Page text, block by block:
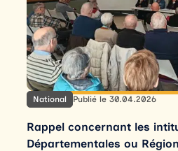
National Publié le 30.04.2026
Rappel concernant les
Départementales ou